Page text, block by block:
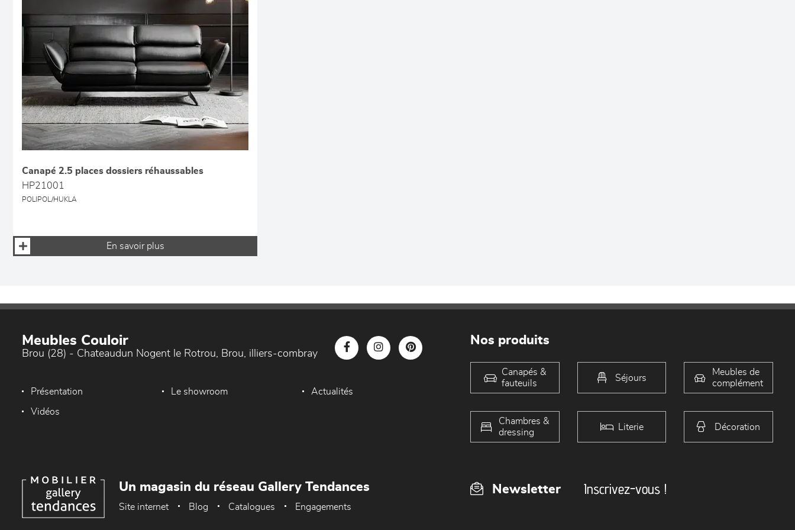
Canapé 2.5 places dossiers réhaussables
HP21001
POLIPOL/HUKLA
En savoir plus
Meubles Couloir
Brou (28) - Chateaudun Nogent le Rotrou, Brou, illiers-combray
Présentation Le showroom Actualités
Vidéos
Nos produits
Canapés &
fauteuils
Séjours
Meubles de
complément
Chambres &
dressing
Literie Décoration
Newsletter Inscrivez-vous !
Un magasin du réseau Gallery Tendances
Site internet Blog Catalogues Engagements